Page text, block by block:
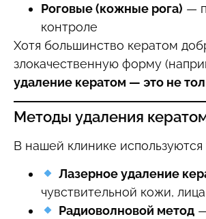
Роговые (кожные рога) —
контроле
Хотя большинство кератом
злокачественную форму
удаление кератом — это не
Методы удаления
В нашей клинике
Лазерное удаление
чувствительной кожи,
Радиоволновой метод—